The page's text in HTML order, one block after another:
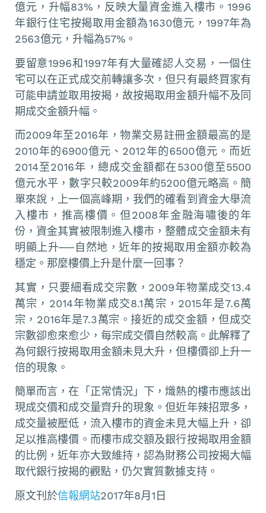
億元，升幅83%，反映大量資金進入樓市。1996
年銀行住宅按揭取用金額為1630億元，1997年為
2563億元，升幅為57%。
要留意1996和1997年有大量確認人交易，一個住
宅可以在正式成交前轉讓多次，但只有最終買家有
可能申請並取用按揭，故按揭取用金額升幅不及同
期成交金額升幅。
而2009年至2016年，物業交易註冊金額最高的是
2010年的6900億元、2012年的6500億元。而近
2014至2016年，總成交金額都在5300億至5500
億元水平，數字只較2009年約5200億元略高。簡
單來說，上一個高峰期，我們的確看到資金大舉流
入樓市，推高樓價。但2008年金融海嘯後的年
份，資金其實被限制進入樓市，整體成交金額未有
明顯上升──自然地，近年的按揭取用金額亦較為
穩定。那麼樓價上升是什麼一回事？
其實，只要細看成交宗數，2009年物業成交13.4
萬宗，2014年物業成交8.1萬宗，2015年是7.6萬
宗，2016年是7.3萬宗。接近的成交金額，但成交
宗數卻愈來愈少，每宗成交價自然較高。此解釋了
為何銀行按揭取用金額未見大升，但樓價卻上升一
倍的現象。
簡單而言，在「正常情況」下，熾熱的樓市應該出
現成交價和成交量齊升的現象。但近年辣招眾多，
成交量被壓低，流入樓市的資金未見大幅上升，卻
足以推高樓價。而樓市成交額及銀行按揭取用金額
的比例，近年亦大致維持，認為財務公司按揭大幅
取代銀行按揭的觀點，仍欠實質數據支持。
原文刊於信報網站2017年8月1日